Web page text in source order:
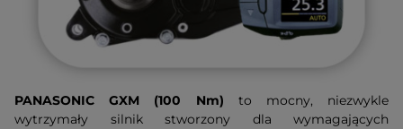
PANASONIC GXM (100 Nm) to mocny, niezwykle
wytrzymały silnik stworzony dla wymagających